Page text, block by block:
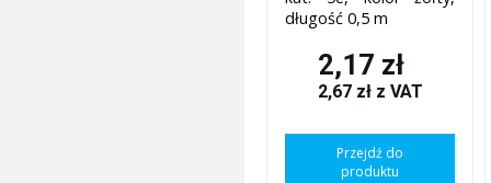
długość 0,5 m
2,17 zł
2,67 zł z VAT
Przejdź do
produktu